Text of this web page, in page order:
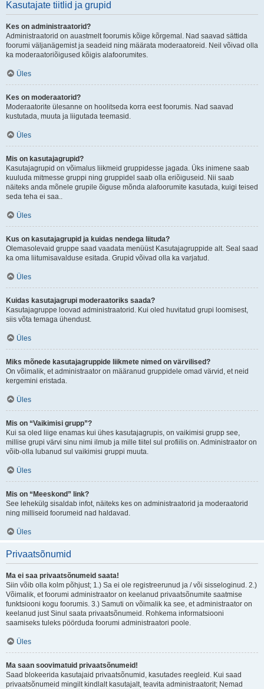
Kasutajate tiitlid ja grupid
Kes on administraatorid?
Administraatorid on auastmelt foorumis kõige kõrgemal. Nad saavad sättida
foorumi väljanägemist ja seadeid ning määrata moderaatoreid. Neil võivad olla
ka moderaatoriõigused kõigis alafoorumites.
Üles
Kes on moderaatorid?
Moderaatorite ülesanne on hoolitseda korra eest foorumis. Nad saavad
kustutada, muuta ja liigutada teemasid.
Üles
Mis on kasutajagrupid?
Kasutajagrupid on võimalus liikmeid gruppidesse jagada. Üks inimene saab
kuuluda mitmesse gruppi ning gruppidel saab olla eriõiguseid. Nii saab
näiteks anda mõnele grupile õiguse mõnda alafoorumite kasutada, kuigi teised
seda teha ei saa..
Üles
Kus on kasutajagrupid ja kuidas nendega liituda?
Olemasolevaid gruppe saad vaadata menüüst Kasutajagruppide alt. Seal saad
ka oma liitumisavalduse esitada. Grupid võivad olla ka varjatud.
Üles
Kuidas kasutajagrupi moderaatoriks saada?
Kasutajagruppe loovad administraatorid. Kui oled huvitatud grupi loomisest,
siis võta temaga ühendust.
Üles
Miks mõnede kasutajagruppide liikmete nimed on värvilised?
On võimalik, et administraator on määranud gruppidele omad värvid, et neid
kergemini eristada.
Üles
Mis on “Vaikimisi grupp”?
Kui sa oled liige enamas kui ühes kasutajagrupis, on vaikimisi grupp see,
millise grupi värvi sinu nimi ilmub ja mille tiitel sul profiilis on. Administraator on
võib-olla lubanud sul vaikimisi gruppi muuta.
Üles
Mis on “Meeskond” link?
See lehekülg sisaldab infot, näiteks kes on administraatorid ja moderaatorid
ning milliseid foorumeid nad haldavad.
Üles
Privaatsõnumid
Ma ei saa privaatsõnumeid saata!
Siin võib olla kolm põhjust; 1.) Sa ei ole registreerunud ja / või sisseloginud. 2.)
Võimalik, et foorumi administraator on keelanud privaatsõnumite saatmise
funktsiooni kogu foorumis. 3.) Samuti on võimalik ka see, et administraator on
keelanud just Sinul saata privaatsõnumeid. Rohkema informatsiooni
saamiseks tuleks pöörduda foorumi administraatori poole.
Üles
Ma saan soovimatuid privaatsõnumeid!
Saad blokeerida kasutajaid privaatsõnumid, kasutades reegleid. Kui saad
privaatsõnumeid mingilt kindlalt kasutajalt, teavita administraatorit; Nemad